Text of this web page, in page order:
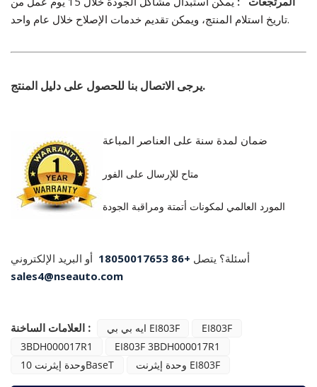
تاريخ استلام المنتج، ويمكن تقديم خدمات الإصلاح خلال عام واحد.
يرجى الاتصال بنا للحصول على دليل المنتج.
ضمان لمدة سنة على العناصر المباعة
متاح للإرسال على الفور
المورد العالمي لمكونات أتمتة ومراقبة الجودة
أسئلة؟ يتصل +
86 18050017653
أو البريد الإلكتروني
sales4@nseauto.com
العلامات الساخنة : ايه بي بي EI803F
EI803F
3BDH000017R1
EI803F 3BDH000017R1
وحدة إيثرنت 10BaseT
وحدة إيثرنت EI803F